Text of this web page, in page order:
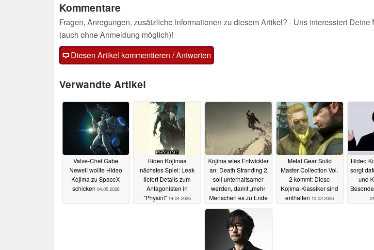
Kommentare
Fragen, Anregungen, zusätzliche Informationen zu diesem Artikel? - Uns interessiert Deine
(auch ohne Anmeldung möglich)!
Diesen Artikel kommentieren / Antworten
Verwandte Artikel
Valve-Chef Gabe
Newell wollte Hideo
Kojima zu SpaceX
schicken 04.05.2026
Hideo Kojimas
nächstes Spiel: Leak
liefert Details zum
Antagonisten in
"Physint" 14.04.2026
Kojima wies Entwickler
an: Death Stranding 2
soll unterhaltsamer
werden, damit „mehr
Menschen es zu Ende
spielen“
Metal Gear Solid
Master Collection Vol.
2 kommt: Diese
Kojima-Klassiker sind
enthalten 13.02.2026
Hideo
sorgt
und